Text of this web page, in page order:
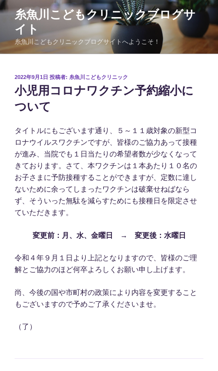
コ
ン
ツ
糸魚川こどもクリニックブログサ
イト
糸魚川こどもクリニックブログサイトへようこそ！
投
日:
2022年9月1日 投稿者: 糸魚川こどもクリニック
小児用コロナワクチン予約縮小に
ついて
タイトルにもございます通り、５～１１歳対象の新型コ
ロナウイルスワクチンですが、皆様のご協力あって接種
が進み、当院でも１日当たりの希望者数が少なくなって
きております。さて、本ワクチンは１本あたり１０名の
お子さまに予防接種することができますが、定数に達し
ないために余ってしまったワクチンは破棄せねばなら
ず、そういった無駄を減らすためにも接種日を限定させ
ていただきます。
変更前：月、水、金曜日 → 変更後：水曜日
令和４年９月１日より上記となりますので、皆様のご理
解とご協力のほど何卒よろしくお願い申し上げます。
尚、今後の国や市町村の政策により内容を変更すること
もございますので予めご了承くださいませ。
（了）